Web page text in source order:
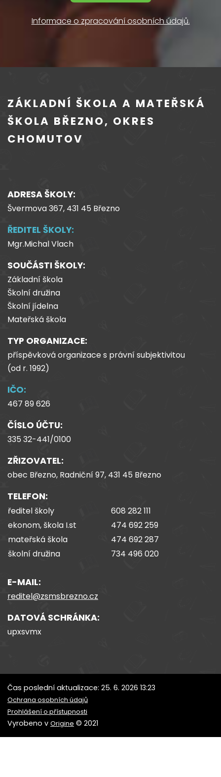
Informace o zpracování osobních údajů.
ZÁKLADNÍ ŠKOLA A MATEŘSKÁ
ŠKOLA BŘEZNO, OKRES
CHOMUTOV
ADRESA ŠKOLY:
Švermova 367, 431 45 Březno
ŘEDITEL ŠKOLY:
Mgr.Michal Vlach
SOUČÁSTI ŠKOLY:
Základní škola
Školní družina
Školní jídelna
Mateřská škola
TYP ORGANIZACE:
příspěvková organizace s právní subjektivitou
(od r. 1992)
IČO:
467 89 626
ČÍSLO ÚČTU:
335 32-441/0100
ZŘIZOVATEL:
obec Březno, Radniční 97, 431 45 Březno
TELEFON:
ředitel školy
608 282 111
ekonom, škola I.st
474 692 259
mateřská škola
474 692 287
školní družina
734 496 020
E-MAIL:
reditel@zsmsbrezno.cz
DATOVÁ SCHRÁNKA:
upxsvmx
Čas poslední aktualizace: 25. 6. 2026 13:23
Ochrana osobních údajů
Prohlášení o přístupnosti
Vyrobeno v Origine © 2021